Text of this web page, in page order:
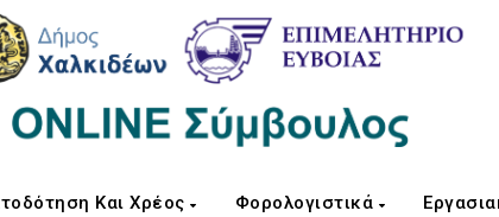
Και Χρέος Φορολογιστικά